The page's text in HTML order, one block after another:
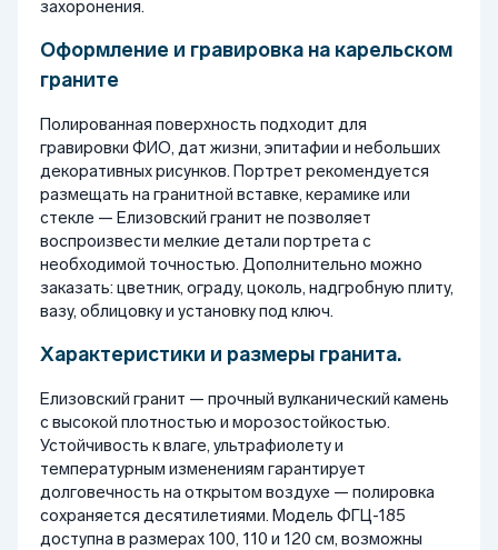
захоронения.
Оформление и гравировка на карельском
граните
Полированная поверхность подходит для
гравировки ФИО, дат жизни, эпитафии и небольших
декоративных рисунков. Портрет рекомендуется
размещать на гранитной вставке, керамике или
стекле — Елизовский гранит не позволяет
воспроизвести мелкие детали портрета с
необходимой точностью. Дополнительно можно
заказать: цветник, ограду, цоколь, надгробную плиту,
вазу, облицовку и установку под ключ.
Характеристики и размеры гранита.
Елизовский гранит — прочный вулканический камень
с высокой плотностью и морозостойкостью.
Устойчивость к влаге, ультрафиолету и
температурным изменениям гарантирует
долговечность на открытом воздухе — полировка
сохраняется десятилетиями. Модель ФГЦ-185
доступна в размерах 100, 110 и 120 см, возможны